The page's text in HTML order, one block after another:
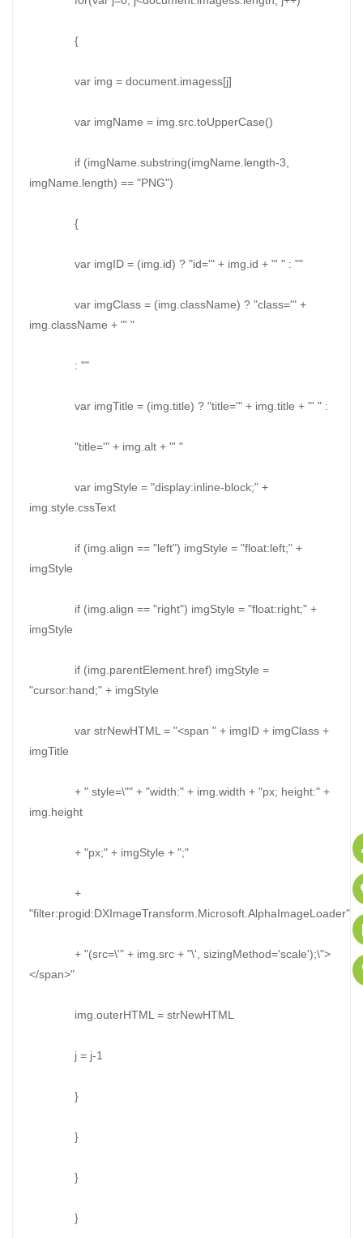
{
var img = document.imagess[j]
var imgName = img.src.toUpperCase()
if (imgName.substring(imgName.length-3,
imgName.length) == "PNG")
{
var imgID = (img.id) ? "id='" + img.id + "' " : ""
var imgClass = (img.className) ? "class='" +
img.className + "' "
: ""
var imgTitle = (img.title) ? "title='" + img.title + "' " :
"title='" + img.alt + "' "
var imgStyle = "display:inline-block;" +
img.style.cssText
if (img.align == "left") imgStyle = "float:left;" +
imgStyle
if (img.align == "right") imgStyle = "float:right;" +
imgStyle
if (img.parentElement.href) imgStyle =
"cursor:hand;" + imgStyle
var strNewHTML = "<span " + imgID + imgClass +
imgTitle
+ " style=\"" + "width:" + img.width + "px; height:" +
img.height
+ "px;" + imgStyle + ";"
+
"filter:progid:DXImageTransform.Microsoft.AlphaImageLoader"
+ "(src=\'" + img.src + "\', sizingMethod='scale');\">
</span>"
img.outerHTML = strNewHTML
j = j-1
}
}
}
}